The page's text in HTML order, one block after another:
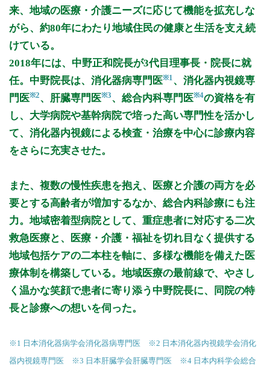
14:00〜17:30
● ● ● ●
休診日: 土曜午後・日曜・祝日・盆休み・年末年始 (12月31日
～1月3日)
備考: 各科目診療時間につきましては、ホームページをご覧く
ださい。
※診療時間や臨時休診・診療内容等について、事前に必ず医療
機関ホームページ、またはお電話にてご確認ください。
>>病院なびで医療機関の詳細を見る
来、地域の医療・介護ニーズに応じて機能を拡充しな
がら、約80年にわたり地域住民の健康と生活を支え続
けている。
2018年には、中野正和院長が3代目理事長・院長に就
任。中野院長は、消化器病専門医※1、消化器内視鏡専
門医※2、肝臓専門医※3、総合内科専門医※4の資格を有
し、大学病院や基幹病院で培った高い専門性を活かし
て、消化器内視鏡による検査・治療を中心に診療内容
をさらに充実させた。
また、複数の慢性疾患を抱え、医療と介護の両方を必
要とする高齢者が増加するなか、総合内科診療にも注
力。地域密着型病院として、重症患者に対応する二次
救急医療と、医療・介護・福祉を切れ目なく提供する
地域包括ケアの二本柱を軸に、多様な機能を備えた医
療体制を構築している。地域医療の最前線で、やさし
く温かな笑顔で患者に寄り添う中野院長に、同院の特
長と診療への想いを伺った。
※1 日本消化器病学会消化器病専門医 ※2 日本消化器内視鏡学会消化
器内視鏡専門医 ※3 日本肝臓学会肝臓専門医 ※4 日本内科学会総合